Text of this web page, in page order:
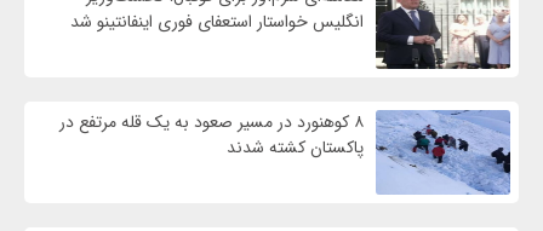
انگلیس خواستار استعفای فوری اینفانتینو شد
۸ کوهنورد در مسیر صعود به یک قله مرتفع در
پاکستان کشته شدند